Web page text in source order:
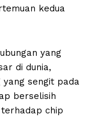
kedua
yang
di dunia,
sengit pada
berselisih
chip